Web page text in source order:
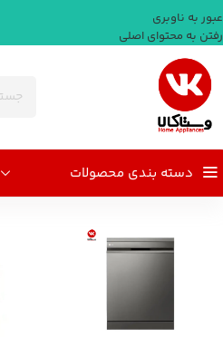
عبور به ناوبری
رفتن به محتوای اصلی
دسته بندی محصولات